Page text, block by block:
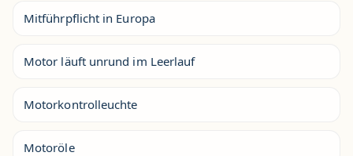
Mitführpflicht in Europa
Motor läuft unrund im Leerlauf
Motorkontrolleuchte
Motoröle